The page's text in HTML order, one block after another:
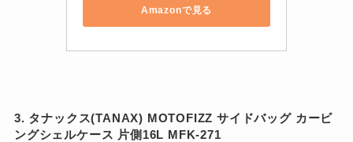
Amazonで見る
3. タナックス(TANAX) MOTOFIZZ サイドバッグ カービ
ングシェルケース 片側16L MFK-271